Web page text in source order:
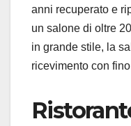
anni recuperato e
un salone di oltre
in grande stile, la
ricevimento con